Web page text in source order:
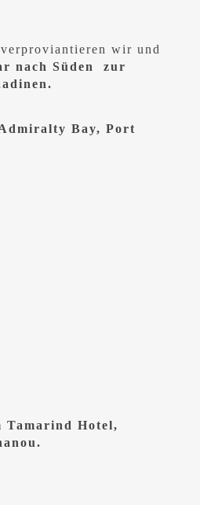
wir und
nach Süden zur
Bay, Port
Tamarind Hotel,